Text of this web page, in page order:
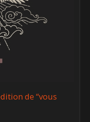
de “vous